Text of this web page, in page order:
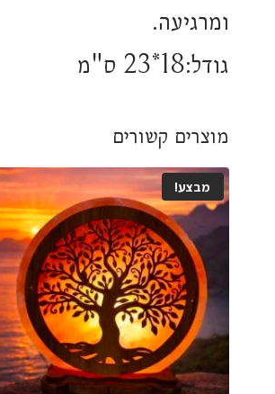
ומרגיעה.
גודל:18*23 ס"מ
מוצרים קשורים
מבצע!